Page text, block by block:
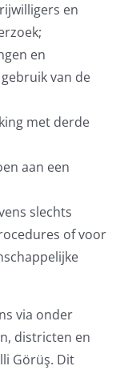
en
en
van de
met derde
aan een
slechts
of voor
via onder
districten en
Görüş. Dit